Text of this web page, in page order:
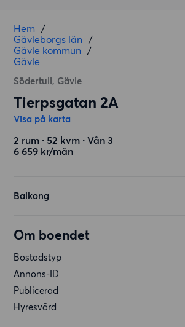
Hem /
Gävleborgs län /
Gävle kommun /
Gävle
Södertull, Gävle
Tierpsgatan 2A
Visa på karta
2 rum ∙ 52 kvm ∙ Vån 3
6 659 kr/mån
Balkong
Om boendet
Bostadstyp
Annons-ID
Publicerad
Hyresvärd